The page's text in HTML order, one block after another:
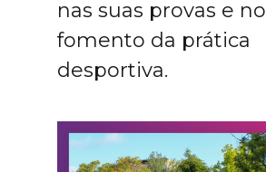
nas suas provas e no
fomento da prática
desportiva.